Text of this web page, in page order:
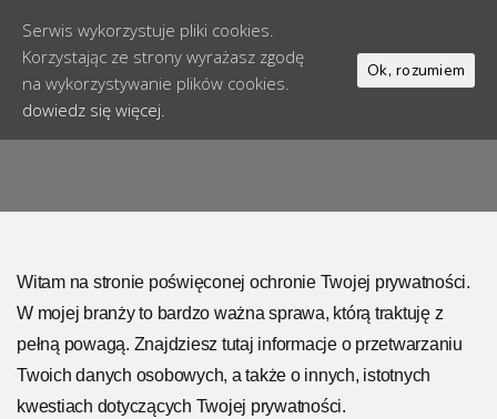
Witam na stronie poświęconej ochronie Twojej prywatności.
W mojej branży to bardzo ważna sprawa, którą traktuję z
pełną powagą. Znajdziesz tutaj informacje o przetwarzaniu
Twoich danych osobowych, a także o innych, istotnych
kwestiach dotyczących Twojej prywatności.
Serwis wykorzystuje pliki cookies.
Korzystając ze strony wyrażasz zgodę
na wykorzystywanie plików cookies.
dowiedz się więcej.
Ok, rozumiem